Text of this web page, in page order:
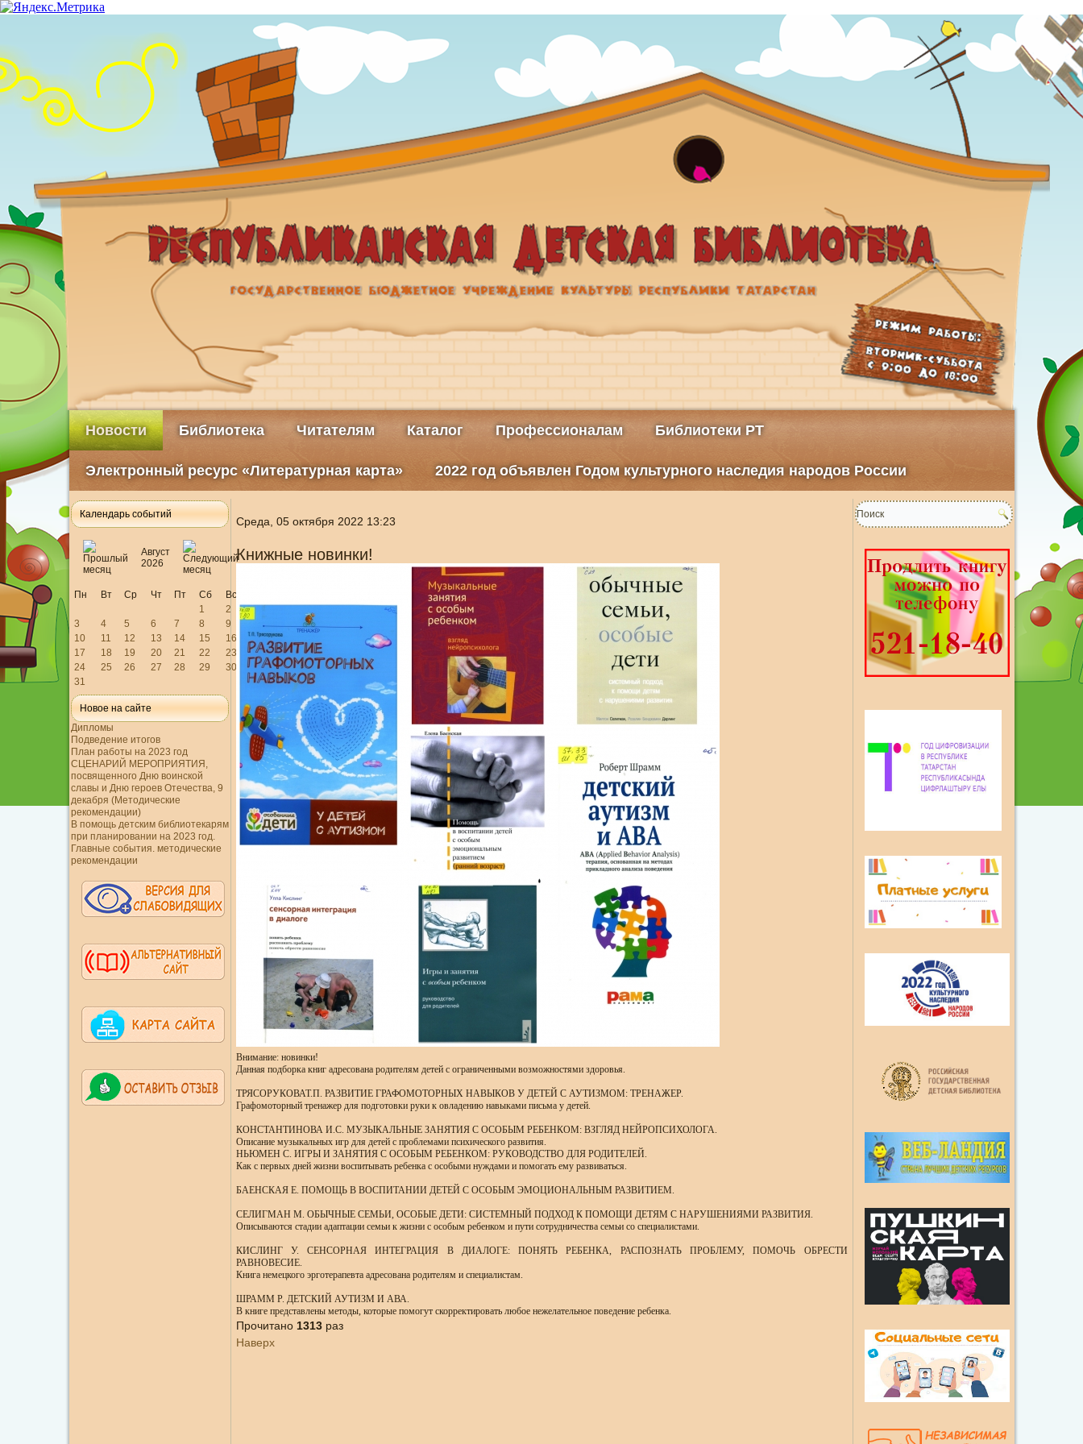
Новости Библиотека Читателям Каталог Профессионалам Библиотеки РТ
Электронный ресурс «Литературная карта» 2022 год объявлен Годом культурного наследия народов России
Календарь событий
Август
2026
Пн Вт Ср Чт Пт Сб
Вс
1
2
3
4 5 6 7 8
9
10
11 12 13 14 15
16
17
18 19 20 21 22
23
24
25 26 27 28 29
30
31
Новое на сайте
Дипломы
Подведение итогов
План работы на 2023 год
СЦЕНАРИЙ МЕРОПРИЯТИЯ,
посвященного Дню воинской
славы и Дню героев Отечества, 9
декабря (Методические
рекомендации)
В помощь детским библиотекарям
при планировании на 2023 год.
Главные события. методические
рекомендации
Среда, 05 октября 2022 13:23
Книжные новинки!
Внимание: новинки!
Данная подборка книг адресована родителям детей с ограниченными возможностями здоровья.
ТРЯСОРУКОВАТ.П. РАЗВИТИЕ ГРАФОМОТОРНЫХ НАВЫКОВ У ДЕТЕЙ С АУТИЗМОМ: ТРЕНАЖЕР.
Графомоторный тренажер для подготовки руки к овладению навыками письма у детей.
КОНСТАНТИНОВА И.С. МУЗЫКАЛЬНЫЕ ЗАНЯТИЯ С ОСОБЫМ РЕБЕНКОМ: ВЗГЛЯД НЕЙРОПСИХОЛОГА.
Описание музыкальных игр для детей с проблемами психического развития.
НЬЮМЕН С. ИГРЫ И ЗАНЯТИЯ С ОСОБЫМ РЕБЕНКОМ: РУКОВОДСТВО ДЛЯ РОДИТЕЛЕЙ.
Как с первых дней жизни воспитывать ребенка с особыми нуждами и помогать ему развиваться.
БАЕНСКАЯ Е. ПОМОЩЬ В ВОСПИТАНИИ ДЕТЕЙ С ОСОБЫМ ЭМОЦИОНАЛЬНЫМ РАЗВИТИЕМ.
СЕЛИГМАН М. ОБЫЧНЫЕ СЕМЬИ, ОСОБЫЕ ДЕТИ: СИСТЕМНЫЙ ПОДХОД К ПОМОЩИ ДЕТЯМ С НАРУШЕНИЯМИ РАЗВИТИЯ.
Описываются стадии адаптации семьи к жизни с особым ребенком и пути сотрудничества семьи со специалистами.
КИСЛИНГ У. СЕНСОРНАЯ ИНТЕГРАЦИЯ В ДИАЛОГЕ: ПОНЯТЬ РЕБЕНКА, РАСПОЗНАТЬ ПРОБЛЕМУ, ПОМОЧЬ ОБРЕСТИ
РАВНОВЕСИЕ.
Книга немецкого эрготерапевта адресована родителям и специалистам.
ШРАММ Р. ДЕТСКИЙ АУТИЗМ И АВА.
В книге представлены методы, которые помогут скорректировать любое нежелательное поведение ребенка.
Прочитано 1313раз
Наверх